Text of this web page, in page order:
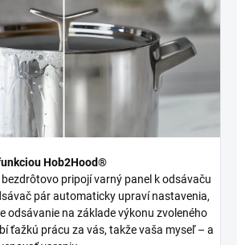
Hob2Hood®
pripojí varný panel k odsávaču
pár automaticky upraví nastavenia,
odsávanie na základe výkonu zvoleného
ťažkú prácu za vás, takže vaša myseľ – a